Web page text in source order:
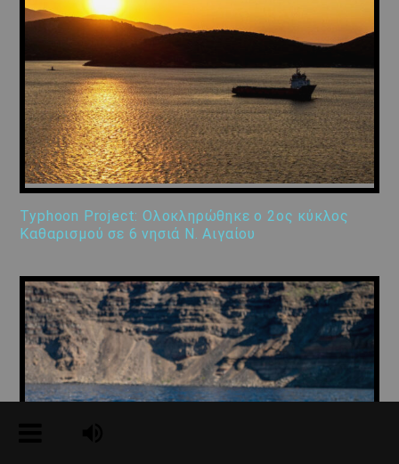
Typhoon Project: Ολοκληρώθηκε ο 2ος κύκλος
Καθαρισμού σε 6 νησιά Ν. Αιγαίου